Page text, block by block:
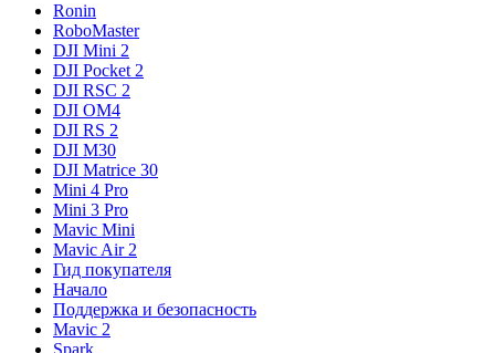
Ronin
RoboMaster
DJI Mini 2
DJI Pocket 2
DJI RSC 2
DJI OM4
DJI RS 2
DJI M30
DJI Matrice 30
Mini 4 Pro
Mini 3 Pro
Mavic Mini
Mavic Air 2
Гид покупателя
Начало
Поддержка и безопасность
Mavic 2